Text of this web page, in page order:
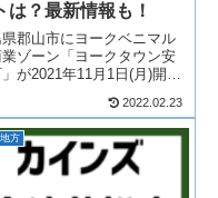
は？最新情報も！
郡山市にヨークベニマル
ゾーン「ヨークタウン安
が2021年11月1日(月)開
替えられ、ヨークベニマル
に複数店舗が出店！そん
ークタウン安積町がどのよ
商業施設になるのか、テナ
や求...
2022.02.23
方